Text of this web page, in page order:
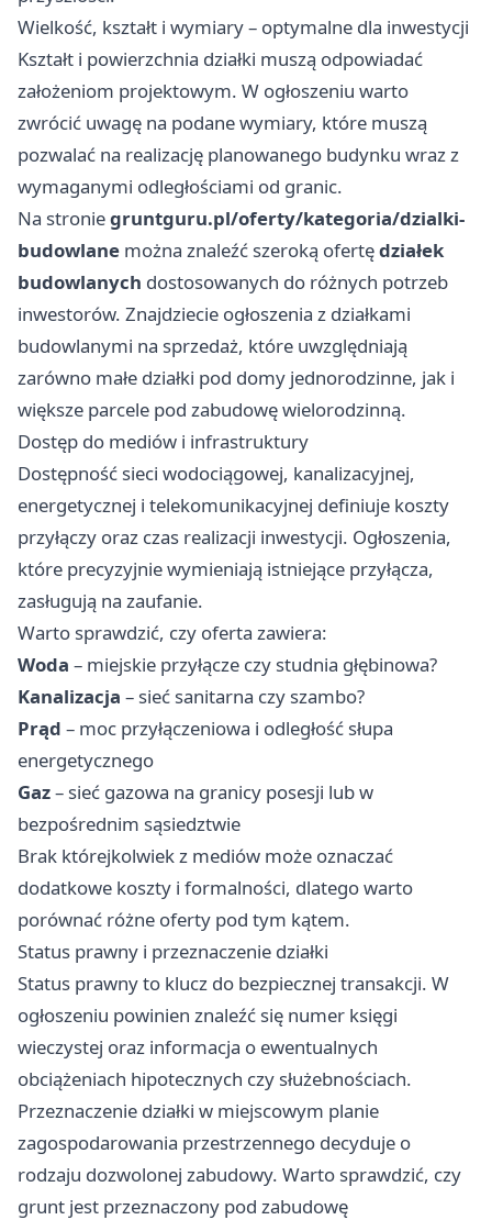
Wielkość, kształt i wymiary – optymalne dla inwestycji
Kształt i powierzchnia działki muszą odpowiadać
założeniom projektowym. W ogłoszeniu warto
zwrócić uwagę na podane wymiary, które muszą
pozwalać na realizację planowanego budynku wraz z
wymaganymi odległościami od granic.
Na stroniegruntguru.pl/oferty/kategoria/dzialki-
budowlane można znaleźć szeroką ofertędziałek
budowlanych dostosowanych do różnych potrzeb
inwestorów. Znajdziecie ogłoszenia z działkami
budowlanymi na sprzedaż, które uwzględniają
zarówno małe działki pod domy jednorodzinne, jak i
większe parcele pod zabudowę wielorodzinną.
Dostęp do mediów i infrastruktury
Dostępność sieci wodociągowej, kanalizacyjnej,
energetycznej i telekomunikacyjnej definiuje koszty
przyłączy oraz czas realizacji inwestycji. Ogłoszenia,
które precyzyjnie wymieniają istniejące przyłącza,
zasługują na zaufanie.
Warto sprawdzić, czy oferta zawiera:
Woda – miejskie przyłącze czy studnia głębinowa?
Kanalizacja – sieć sanitarna czy szambo?
Prąd – moc przyłączeniowa i odległość słupa
energetycznego
Gaz– sieć gazowa na granicy posesji lub w
bezpośrednim sąsiedztwie
Brak którejkolwiek z mediów może oznaczać
dodatkowe koszty i formalności, dlatego warto
porównać różne oferty pod tym kątem.
Status prawny i przeznaczenie działki
Status prawny to klucz do bezpiecznej transakcji. W
ogłoszeniu powinien znaleźć się numer księgi
wieczystej oraz informacja o ewentualnych
obciążeniach hipotecznych czy służebnościach.
Przeznaczenie działki w miejscowym planie
zagospodarowania przestrzennego decyduje o
rodzaju dozwolonej zabudowy. Warto sprawdzić, czy
grunt jest przeznaczony pod zabudowę